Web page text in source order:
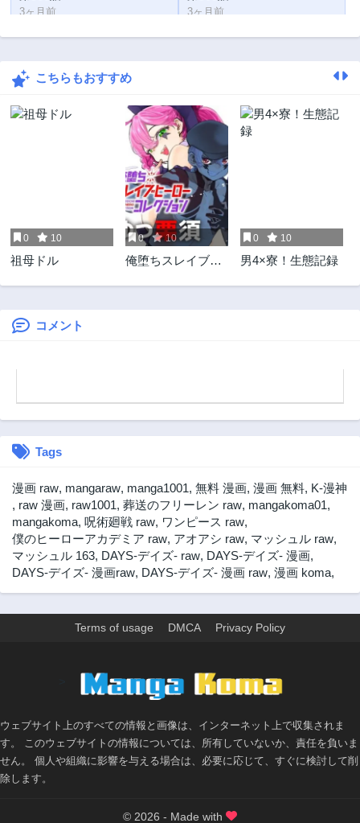
3ヶ月前 3ヶ月前
第364話 第363話
第362話
第360話 第359話
3ヶ月前
第357話
3ヶ月前
第355話
3ヶ月前
第354話
3ヶ月前
第353話
3ヶ月前
第352話 第351話
第350話
第344話
第342話
3ヶ月前
第341話
3ヶ月前
第340話
3ヶ月前
第339話
3ヶ月前
第338話 第337話
第335話
3ヶ月前
3ヶ月前 3ヶ月前
第330話
3ヶ月前
第329話
3ヶ月前
こちらもおすすめ
0 10
祖母ドル
0 10
俺堕ちスレイブヒ
0 10
男4×寮！生態記録
コメント
Tags
漫画 raw, mangaraw, manga1001, 無料 漫画, 漫画 無料, K-漫神
, raw 漫画, raw1001, 葬送のフリーレン raw, mangakoma01,
mangakoma, 呪術廻戦 raw, ワンピース raw,
僕のヒーローアカデミア raw, アオアシ raw, マッシュル raw,
マッシュル 163, DAYS-デイズ- raw, DAYS-デイズ- 漫画,
DAYS-デイズ- 漫画raw, DAYS-デイズ- 漫画 raw, 漫画 koma,
Terms of usage DMCA Privacy Policy
ウェブサイト上のすべての情報と画像は、インターネット上で収集されま
す。 このウェブサイトの情報については、所有していないか、責任を負いま
せん。 個人や組織に影響を与える場合は、必要に応じて、すぐに検討して削
除します。
© 2026 - Made with